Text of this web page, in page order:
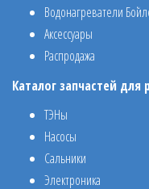
Водонагреватели
Аксессуары
Распродажа
Каталог запчастей
ТЭНы
Насосы
Сальники
Электроника